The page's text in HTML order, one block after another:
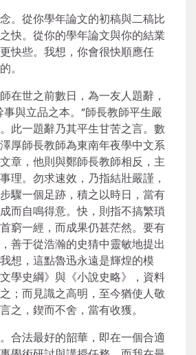
。從你學年論文的初稿與二稿比
快。從你的學年論文與你的結業
快些。我想，你會很快順應任
。
在世之前數日，為一友人題辭，
與立品之本。”師長教師平生嚴
此一題辭乃其平生甘苦之言。數
厚師長教師為東南年夜學中文系
章，他則與鄭師長教師相反，主
理。勿求速效，乃指結壯嚴謹，
驟一個足跡，積之以時日，當有
而自鳴得意。快，則指不搞繁瑣
窮一經，而成果仍甚茫然。要有
善于從浩瀚的史猜中靈敏地提出
想，這點魯迅永遠是輝煌的模
學史綱》與《小說史略》，資料
；而見識之高明，至今猶使人敬
之，鍥而不舍，當有收獲。
合法最好的韶華，即在一個合適